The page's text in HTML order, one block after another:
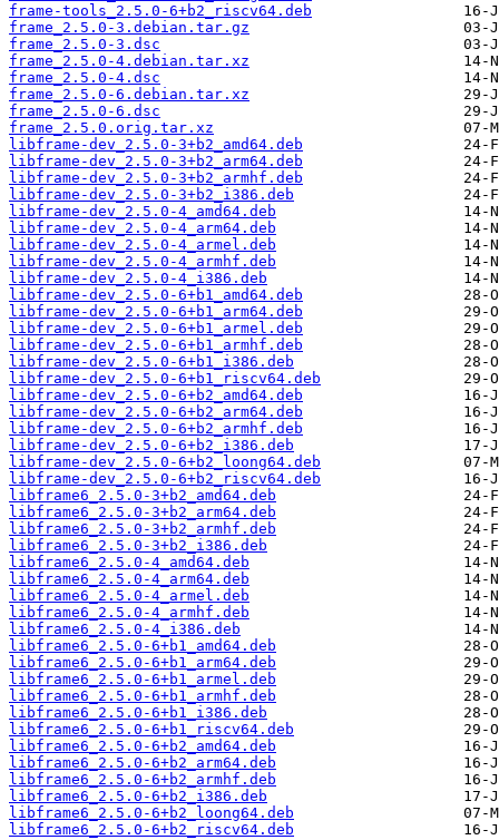
frame-tools_2.5.0-6+b2_riscv64.deb
frame_2.5.0-3.debian.tar.gz
frame_2.5.0-3.dsc
frame_2.5.0-4.debian.tar.xz
frame_2.5.0-4.dsc
frame_2.5.0-6.debian.tar.xz
frame_2.5.0-6.dsc
frame_2.5.0.orig.tar.xz
libframe-dev_2.5.0-3+b2_amd64.deb
libframe-dev_2.5.0-3+b2_arm64.deb
libframe-dev_2.5.0-3+b2_armhf.deb
libframe-dev_2.5.0-3+b2_i386.deb
libframe-dev_2.5.0-4_amd64.deb
libframe-dev_2.5.0-4_arm64.deb
libframe-dev_2.5.0-4_armel.deb
libframe-dev_2.5.0-4_armhf.deb
libframe-dev_2.5.0-4_i386.deb
libframe-dev_2.5.0-6+b1_amd64.deb
libframe-dev_2.5.0-6+b1_arm64.deb
libframe-dev_2.5.0-6+b1_armel.deb
libframe-dev_2.5.0-6+b1_armhf.deb
libframe-dev_2.5.0-6+b1_i386.deb
libframe-dev_2.5.0-6+b1_riscv64.deb
libframe-dev_2.5.0-6+b2_amd64.deb
libframe-dev_2.5.0-6+b2_arm64.deb
libframe-dev_2.5.0-6+b2_armhf.deb
libframe-dev_2.5.0-6+b2_i386.deb
libframe-dev_2.5.0-6+b2_loong64.deb
libframe-dev_2.5.0-6+b2_riscv64.deb
libframe6_2.5.0-3+b2_amd64.deb
libframe6_2.5.0-3+b2_arm64.deb
libframe6_2.5.0-3+b2_armhf.deb
libframe6_2.5.0-3+b2_i386.deb
libframe6_2.5.0-4_amd64.deb
libframe6_2.5.0-4_arm64.deb
libframe6_2.5.0-4_armel.deb
libframe6_2.5.0-4_armhf.deb
libframe6_2.5.0-4_i386.deb
libframe6_2.5.0-6+b1_amd64.deb
libframe6_2.5.0-6+b1_arm64.deb
libframe6_2.5.0-6+b1_armel.deb
libframe6_2.5.0-6+b1_armhf.deb
libframe6_2.5.0-6+b1_i386.deb
libframe6_2.5.0-6+b1_riscv64.deb
libframe6_2.5.0-6+b2_amd64.deb
libframe6_2.5.0-6+b2_arm64.deb
libframe6_2.5.0-6+b2_armhf.deb
libframe6_2.5.0-6+b2_i386.deb
libframe6_2.5.0-6+b2_loong64.deb
libframe6_2.5.0-6+b2_riscv64.deb